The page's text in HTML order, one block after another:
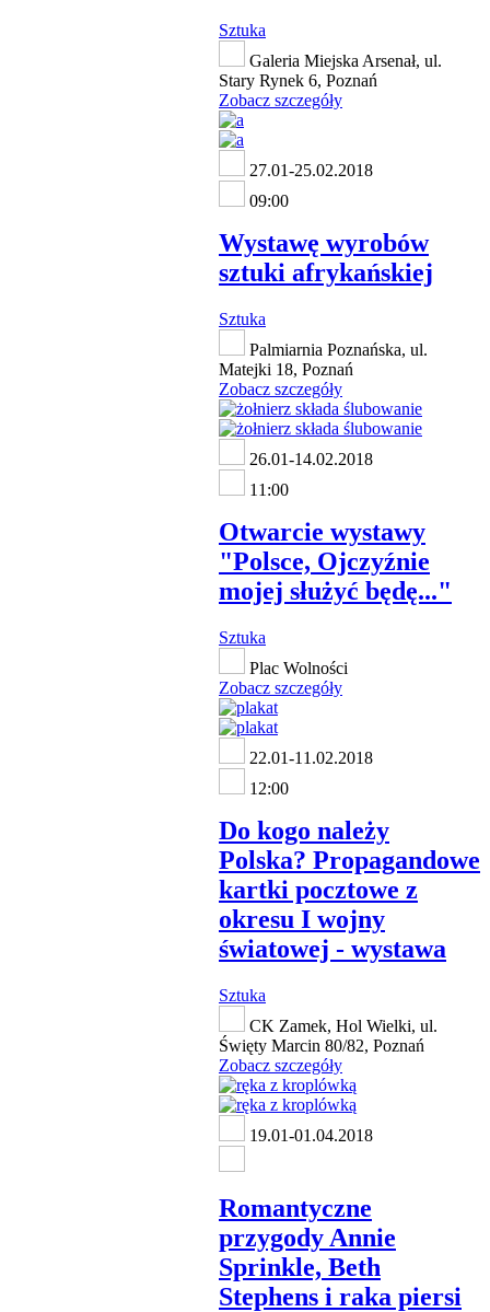
Sztuka
Galeria Miejska Arsenał, ul.
Stary Rynek 6, Poznań
Zobacz szczegóły
27.01-25.02.2018
09:00
Wystawę wyrobów
sztuki afrykańskiej
Sztuka
Palmiarnia Poznańska, ul.
Matejki 18, Poznań
Zobacz szczegóły
26.01-14.02.2018
11:00
Otwarcie wystawy
"Polsce, Ojczyźnie
mojej służyć będę..."
Sztuka
Plac Wolności
Zobacz szczegóły
22.01-11.02.2018
12:00
Do kogo należy
Polska? Propagandowe
kartki pocztowe z
okresu I wojny
światowej - wystawa
Sztuka
CK Zamek, Hol Wielki, ul.
Święty Marcin 80/82, Poznań
Zobacz szczegóły
19.01-01.04.2018
Romantyczne
przygody Annie
Sprinkle, Beth
Stephens i raka piersi